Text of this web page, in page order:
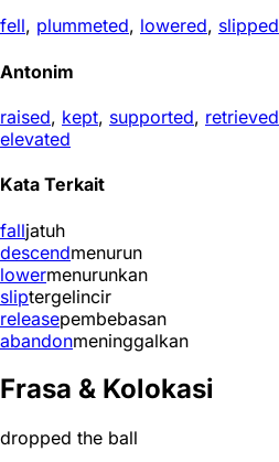
fell, plummeted, lowered, slipped
Antonim
raised, kept, supported, retrieved
elevated
Kata Terkait
falljatuh
descendmenurun
lowermenurunkan
sliptergelincir
releasepembebasan
abandonmeninggalkan
Frasa & Kolokasi
dropped the ball